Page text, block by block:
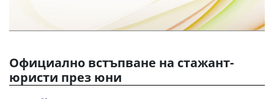
Официално встъпване на стажант-
юристи през юни